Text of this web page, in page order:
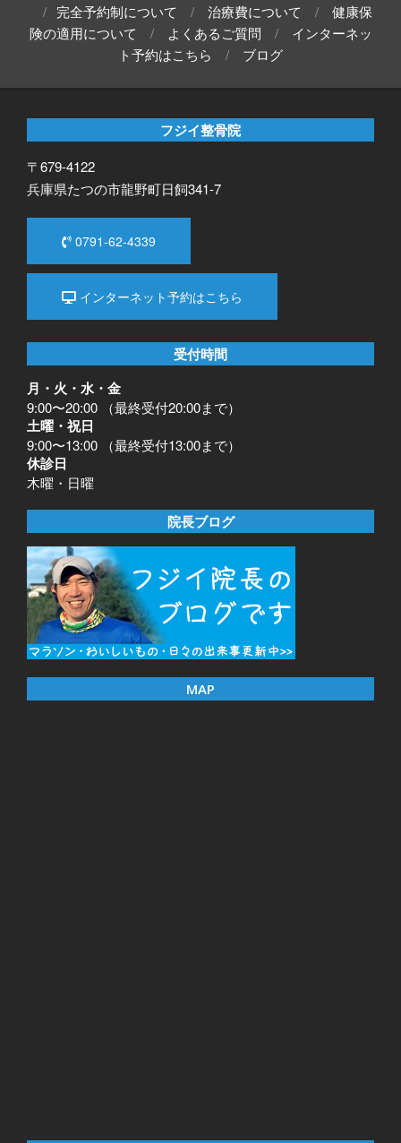
完全予約制について
治療費について
健康保
険の適用について
よくあるご質問
インターネッ
ト予約はこちら
ブログ
フジイ整骨院
〒679-4122
兵庫県たつの市龍野町日飼341-7
0791-62-4339
インターネット予約はこちら
受付時間
月・火・水・金
9:00〜20:00 （最終受付20:00まで）
土曜・祝日
9:00〜13:00 （最終受付13:00まで）
休診日
木曜・日曜
院長ブログ
MAP